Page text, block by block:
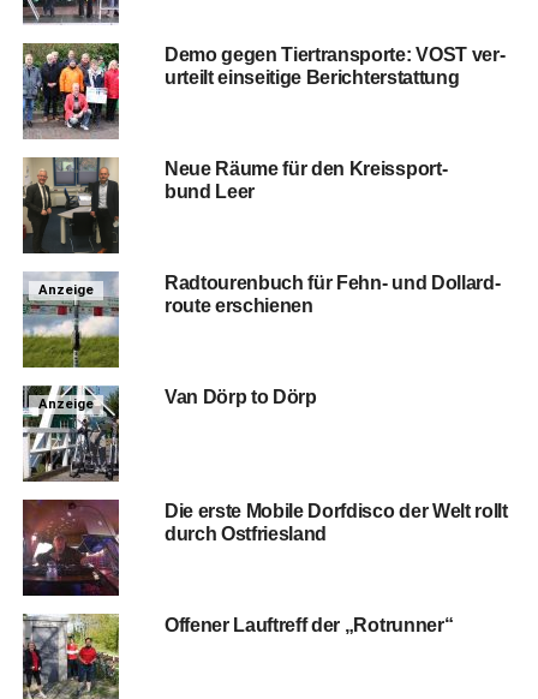
Demo gegen Tier­trans­por­te: VOST ver­
ur­teilt ein­sei­ti­ge Berichterstattung
Neue Räu­me für den Kreis­sport­
bund Leer
Anzeige
Rad­tou­ren­buch für Fehn- und Dol­lard­
rou­te erschienen
Anzeige Van Dörp to Dörp
Die ers­te Mobi­le Dorf­dis­co der Welt rollt
durch Ostfriesland
Offe­ner Lauf­treff der „Rot­run­ner“